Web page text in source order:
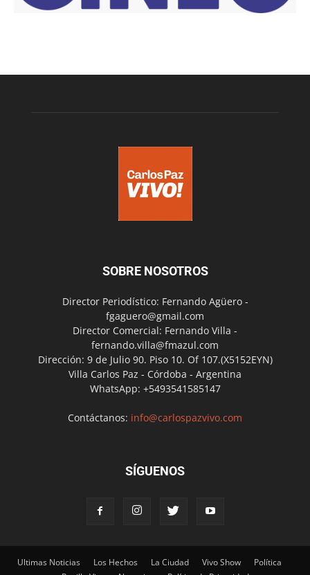
SOBRE NOSOTROS
Director Periodístico: Fernando Agüero -
fgaguero@gmail.com
Director Comercial: Fernando Villa -
fernando.villa@fmazul.com
Dirección: 9 de Julio 90. Piso 10. Of 107.(X5152EYN)
Villa Carlos Paz - Córdoba - Argentina
WhatsApp: +5493541585147
Contáctanos: info@carlospazvivo.com
SÍGUENOS
Ultimas Noticias Los Hechos La Ciudad Vivo Show
Política